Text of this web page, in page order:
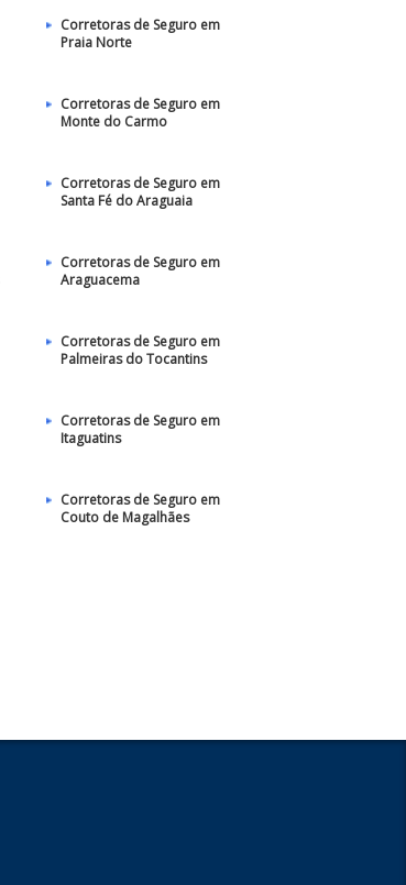
Corretoras de Seguro em
Praia Norte
Corretoras de Seguro em
Monte do Carmo
Corretoras de Seguro em
Santa Fé do Araguaia
Corretoras de Seguro em
Araguacema
Corretoras de Seguro em
Palmeiras do Tocantins
Corretoras de Seguro em
Itaguatins
Corretoras de Seguro em
Couto de Magalhães